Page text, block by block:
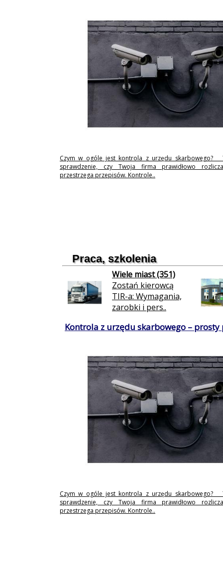
Czym w ogóle jest kontrola z urzędu skarbowego?
sprawdzenie, czy Twoja firma prawidłowo
przestrzega przepisów. Kontrole..
Praca, szkolenia
Wiele miast (351)
Zostań kierowcą
TIR-a: Wymagania,
zarobki i pers..
Kontrola z urzędu skarbowego –
Czym w ogóle jest kontrola z urzędu skarbowego?
sprawdzenie, czy Twoja firma prawidłowo
przestrzega przepisów. Kontrole..